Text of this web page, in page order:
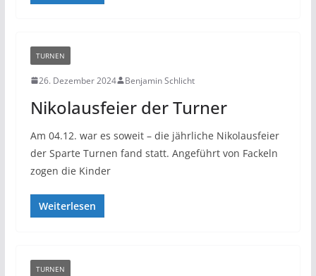
TURNEN
26. Dezember 2024 Benjamin Schlicht
Nikolausfeier der Turner
Am 04.12. war es soweit – die jährliche Nikolausfeier
der Sparte Turnen fand statt. Angeführt von Fackeln
zogen die Kinder
Weiterlesen
TURNEN